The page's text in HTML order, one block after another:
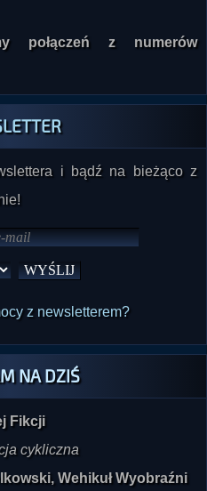
i bądź na bieżąco z
z newsletterem?
NA DZIŚ
Fikcji
cykliczna
Wehikuł Wyobraźni